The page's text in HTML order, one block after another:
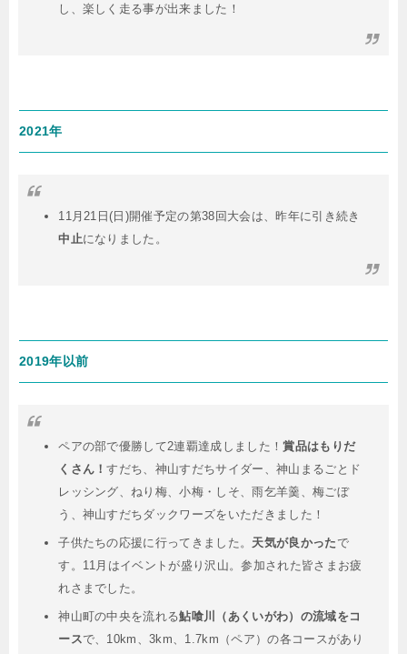
し、楽しく走る事が出来ました！
2021年
11月21日(日)開催予定の第38回大会は、昨年に引き続き
中止になりました。
2019年以前
ペアの部で優勝して2連覇達成しました！賞品はもりだ
くさん！すだち、神山すだちサイダー、神山まるごとド
レッシング、ねり梅、小梅・しそ、雨乞羊羹、梅ごぼ
う、神山すだちダックワーズをいただきました！
子供たちの応援に行ってきました。 天気が良かった で
す。11月はイベントが盛り沢山。参加された皆さまお疲
れさまでした。
神山町の中央を流れる鮎喰川（あくいがわ）の流域をコ
ースで、10km、3km、1.7km（ペア）の各コースがあり